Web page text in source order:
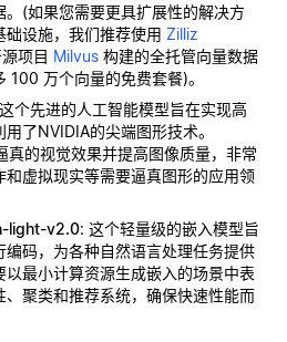
。(如果您需要更具扩展性的解决方
设施，我们推荐使用 Zilliz
项目 Milvus 构建的全托管向量数据
100 万个向量的免费套餐)。
个先进的人工智能模型旨在实现高
了NVIDIA的尖端图形技术。
真的视觉效果并提高图像质量，非常
虚拟现实等需要逼真图形的应用领
light-v2.0: 这个轻量级的嵌入模型旨
码，为各种自然语言处理任务提供
最小计算资源生成嵌入的场景中表
聚类和推荐系统，确保快速性能而